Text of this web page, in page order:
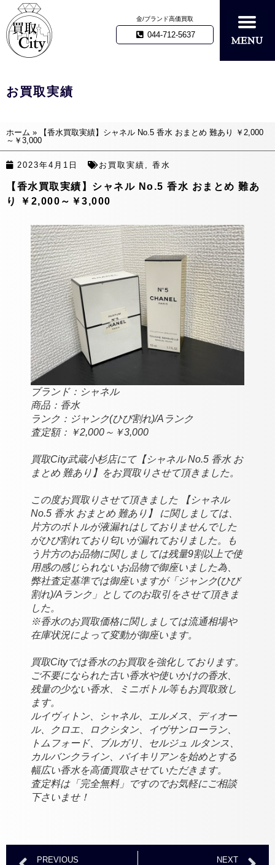
金/ブランド高価買取
044-712-5637
お買取実績
ホーム »
【香水買取実績】シャネル No.5 香水 おまとめ 難あり ￥2,000
～￥3,000
2023年4月1日 お買取実績 香水
【香水買取実績】シャネル No.5 香水 おまとめ 難あ
り ￥2,000～￥3,000
ブランド： シャネル
商品：香水
ランク： ジャンク(ひび割れ)/Aランク
査定額：￥2,000～￥3,000
買取City武蔵小杉店にて【シャネル No.5 香水 お
まとめ 難あり】をお買取りさせて頂きました。
この度お買取りさせて頂きました 【シャネル
No.5 香水 おまとめ 難あり】 に関しましては、
片方のボトルが液漏れはしておりませんでした
がひび割れており匂いが漏れておりました。も
う片方のお品物に関しましては残量9割以上で使
用感の感じられないお品物で御座いました為、
弊社査定基準では御座いますが「ジャンク(ひび
割れ)/Aランク」としてのお取引をさせて頂きま
した。
※香水のお買取価格に関しましては流通相場や
在庫状況によって変動が御座います。
買取Cityでは香水のお買取を強化しております。
ご不要になられた古い香水や使いかけの香水、
残量の少ない香水、ミニボトル等もお買取致し
ます。
ルイヴィトン、シャネル、エルメス、ディオー
ル、クロエ、ロクシタン、イヴサンローラン、
トムフォード、ブルガリ、セルジュ ルタンス、
カルバンクライン、バイキリアンを始めとする
幅広い香水を高価買取させていただきます。
査定料は「完全無料」ですのでお気軽にご相談
下さいませ！
PREVIOUS NEXT